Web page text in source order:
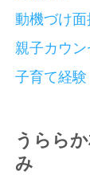
動機づけ面
親子カウ
子育て経験
うらら
み